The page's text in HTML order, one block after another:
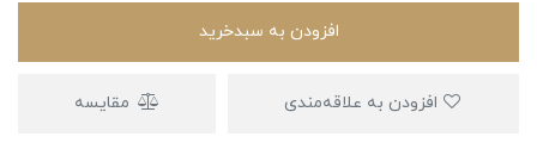
افزودن به سبدخرید
مقایسه